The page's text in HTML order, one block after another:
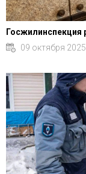
Госжилинспекция
09 октября